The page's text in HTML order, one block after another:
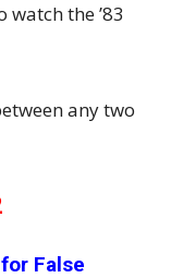
watch the ’83
any two
for False